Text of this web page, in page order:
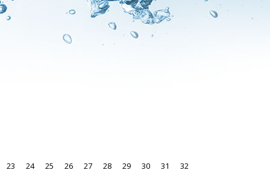
23 24 25 26 27 28 29 30 31
32